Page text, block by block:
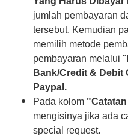
jumlah pembayaran
tersebut. Kemudian
memilih metode
pembayaran melalui "
Bank/Credit & Debit
Paypal.
Pada kolom
mengisinya jika ada
special request.